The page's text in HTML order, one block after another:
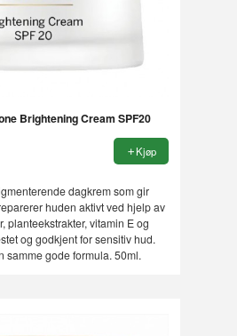
Brightening Cream SPF20
Kjøp
dagkrem som gir
huden aktivt ved hjelp av
planteekstrakter, vitamin E og
og godkjent for sensitiv hud.
samme gode formula. 50ml.